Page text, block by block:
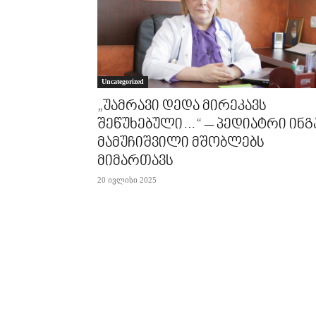
Uncategorized
„უამრავი დედა მირეკავს
შეწუხებული…“ – პედიატრი
მამუჩიშვილი მშობლებს
მიმართავს
20 ივლისი 2025